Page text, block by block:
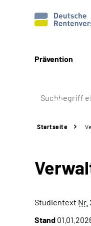
Prävention
Startseite
Studientext Nr.
Stand